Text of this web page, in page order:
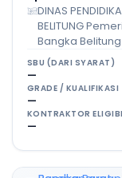
DINAS
BELITUNG
Bangka Belitung
SBU (DARI SYARAT)
—
GRADE / KUALIFIKASI
—
KONTRAKTOR
—